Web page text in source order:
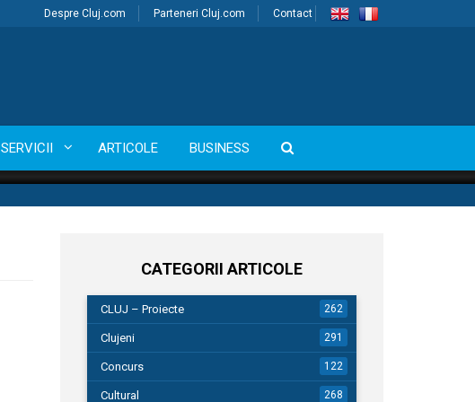
Despre Cluj.com Parteneri Cluj.com Contact
SERVICII ARTICOLE BUSINESS
CATEGORII ARTICOLE
CLUJ – Proiecte 262
Clujeni 291
Concurs 122
Cultural 268